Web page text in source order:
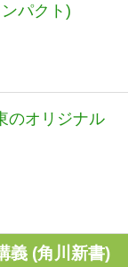
パクト)
のオリジナル
義 (角川新書)